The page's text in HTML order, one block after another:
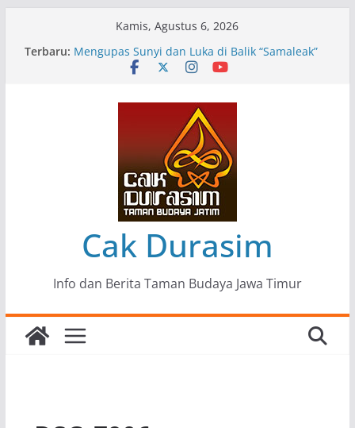
Kamis, Agustus 6, 2026
Terbaru: Pameran Lukisan Komunitas Patria Seni Rupa
Kota Blitar : Ketika “Bergerak” Menjadi Mantra
Mengupas Sunyi dan Luka di Balik “Samaleak”
Menjaga Marwah Seni dan Budaya: Catatan
Kunjungan Kerja Ir. Bambang Haryo Soekartono
(BHS) Anggota DPR RI ke Taman Budaya Jawa
Pameran Tunggal 35 Karya Agus Koecink
“Tumbang Tambang”, Ungkapan Kritis Tentang
Derita Pekerja Pertambangan
Cak Durasim
Info dan Berita Taman Budaya Jawa Timur